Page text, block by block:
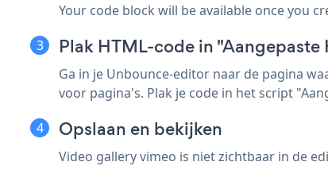
Your code block will be available once you
Plak HTML-code in
Ga in je Unbounce-editor naar de pagina
voor pagina's. Plak je code in het script
Opslaan en bekijken
Video gallery vimeo is niet zichtbaar in de